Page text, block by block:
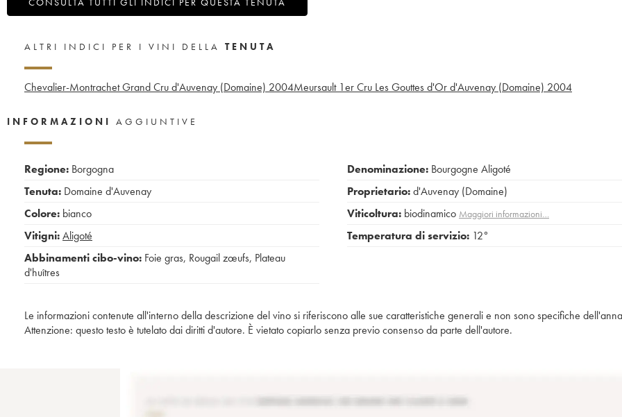
ALTRI INDICI PER I VINI DELLA TENUTA
Chevalier-Montrachet Grand Cru d'Auvenay (Domaine) 2004Meursault 1er Cru Les Gouttes d'Or d'Auvenay (Domaine) 2004
INFORMAZIONI AGGIUNTIVE
Regione: Borgogna
Tenuta: Domaine d'Auvenay
Colore: bianco
Vitigni:Aligoté
Abbinamenti cibo-vino: Foie gras, Rougail zœufs, Plateau
d'huîtres
Denominazione: Bourgogne Aligoté
Proprietario:d'Auvenay (Domaine)
Viticoltura: biodinamico Maggiori informazioni…
Temperatura di servizio: 12°
Le informazioni contenute all'interno della descrizione del vino si riferiscono alle sue caratteristiche generali e non sono specifiche
Attenzione: questo testo è tutelato dai diritti d'autore. È vietato copiarlo senza previo consenso da parte dell'autore.